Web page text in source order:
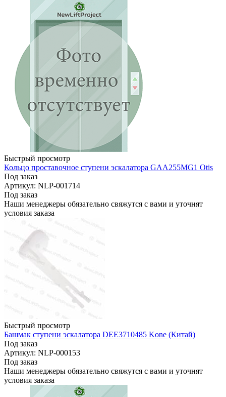
Быстрый просмотр
Кольцо проставочное ступени эскалатора GAA255MG1 Otis
Под заказ
Артикул: NLP-001714
Под заказ
Наши менеджеры обязательно свяжутся с вами и уточнят
условия заказа
Быстрый просмотр
Башмак ступени эскалатора DEE3710485 Kone (Китай)
Под заказ
Артикул: NLP-000153
Под заказ
Наши менеджеры обязательно свяжутся с вами и уточнят
условия заказа